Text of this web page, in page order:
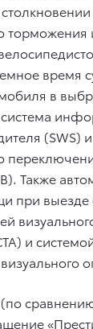
время
в
(SWS)
Также
при выезде
и